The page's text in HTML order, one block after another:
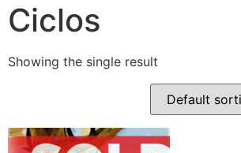
Ciclos
Showing the single result